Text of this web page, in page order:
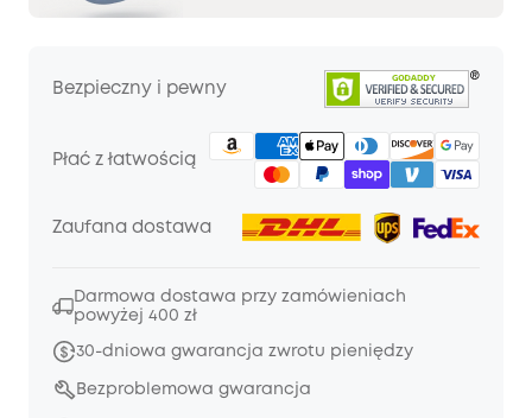
Bezpieczny i pewny
Płać z łatwością
Zaufana dostawa
Darmowa dostawa przy zamówieniach
powyżej 400 zł
30-dniowa gwarancja zwrotu pieniędzy
Bezproblemowa gwarancja